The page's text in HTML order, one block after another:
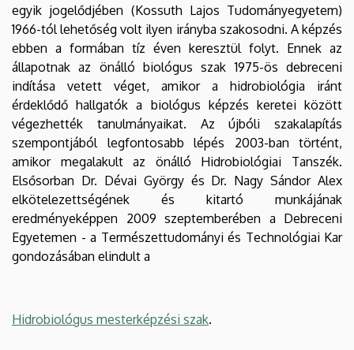
egyik jogelődjében (Kossuth Lajos Tudományegyetem)
1966-tól lehetőség volt ilyen irányba szakosodni. A képzés
ebben a formában tíz éven keresztül folyt. Ennek az
állapotnak az önálló biológus szak 1975-ös debreceni
indítása vetett véget, amikor a hidrobiológia iránt
érdeklődő hallgatók a biológus képzés keretei között
végezhették tanulmányaikat. Az újbóli szakalapítás
szempontjából legfontosabb lépés 2003-ban történt,
amikor megalakult az önálló Hidrobiológiai Tanszék.
Elsősorban Dr. Dévai György és Dr. Nagy Sándor Alex
elkötelezettségének és kitartó munkájának
eredményeképpen 2009 szeptemberében a Debreceni
Egyetemen - a Természettudományi és Technológiai Kar
gondozásában elindult a
Hidrobiológus mesterképzési szak.